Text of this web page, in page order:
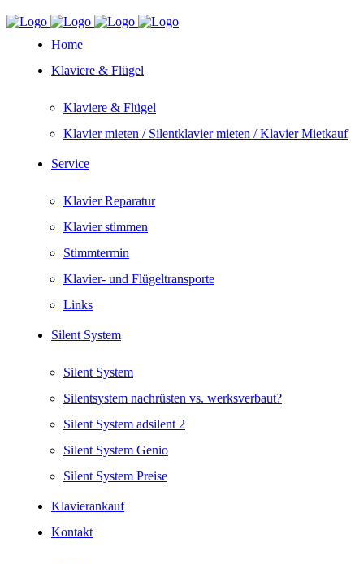
Home
Klaviere & Flügel
Klaviere & Flügel
Klavier mieten / Silentklavier mieten / Klavier Mietkauf
Service
Klavier Reparatur
Klavier stimmen
Stimmtermin
Klavier- und Flügeltransporte
Links
Silent System
Silent System
Silentsystem nachrüsten vs. werksverbaut?
Silent System adsilent 2
Silent System Genio
Silent System Preise
Klavierankauf
Kontakt